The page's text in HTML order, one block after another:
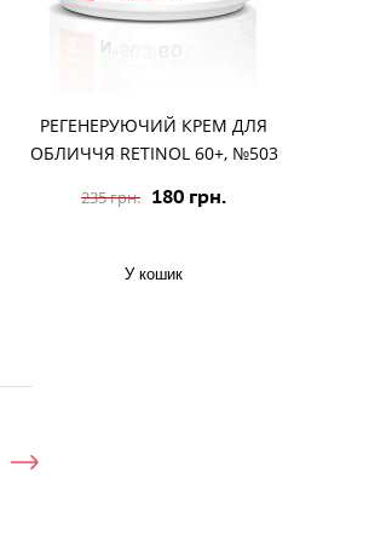
РЕГЕНЕРУЮЧИЙ КРЕМ ДЛЯ
ОБЛИЧЧЯ RETINOL 60+, №503
235 грн. 180 грн.
У кошик